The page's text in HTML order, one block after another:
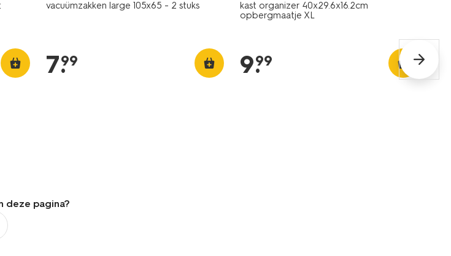
vacuümzakken large 105x65 - 2 stuks
7.
99
kast organizer 40x29.6x16.2cm
opbergmaatje XL
9.
99
deze pagina?